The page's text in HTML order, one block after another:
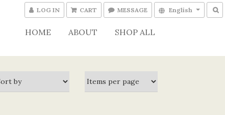
LOG IN CART MESSAGE English
HOME ABOUT SHOP ALL